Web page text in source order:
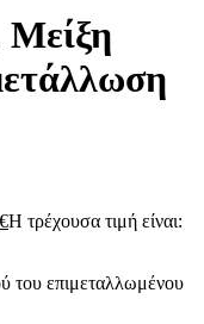
Μείξη
€Η τρέχουσα τιμή είναι:
του επιμεταλλωμένου